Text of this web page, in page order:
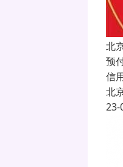
北
预
信
北
23-